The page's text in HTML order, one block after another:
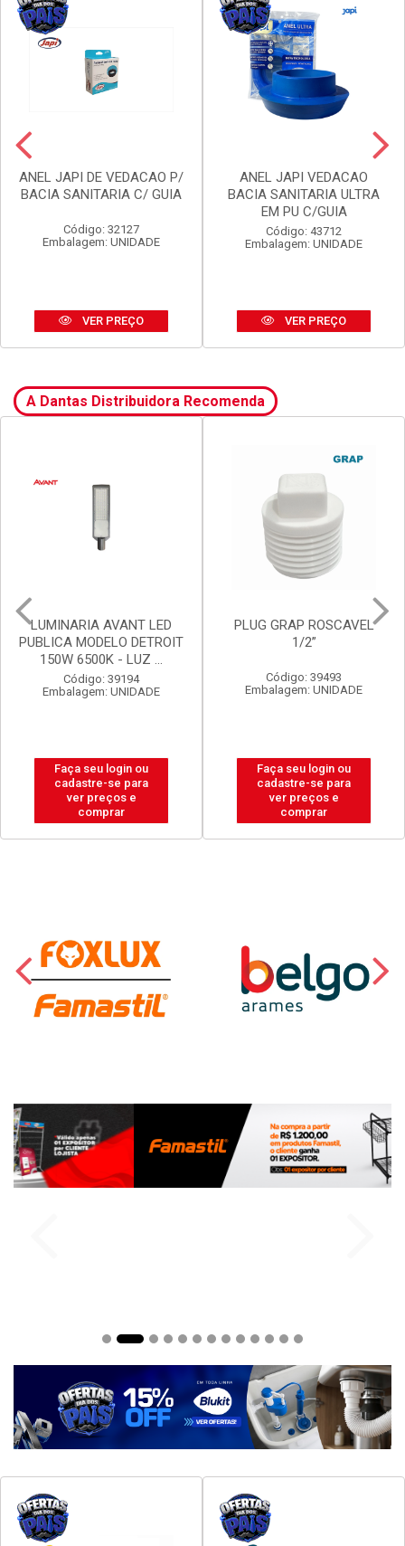
ANEL JAPI DE VEDACAO P/
BACIA SANITARIA C/ GUIA
Código: 32127
Embalagem: UNIDADE
VER PREÇO
ANEL JAPI VEDACAO
BACIA SANITARIA ULTRA
EM PU C/GUIA
Código: 43712
Embalagem: UNIDADE
VER PREÇO
A Dantas Distribuidora Recomenda
PLUG GRAP ROSCAVEL
1/2”
Código: 39493
Embalagem: UNIDADE
Faça seu login ou
cadastre-se para
ver preços e
comprar
LUX DURAMAIS BALDE 15L
BRANCO NEVE
Código: 20238
Embalagem: BALDE
Faça seu login ou
cadastre-se para
ver preços e
comprar